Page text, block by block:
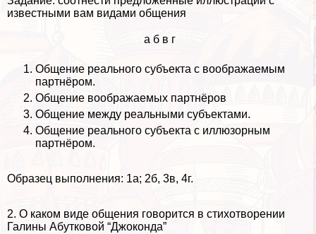
известными вам видами общения
а б в г
Общение реального субъекта с воображаемым
партнёром.
Общение воображаемых партнёров
Общение между реальными субъектами.
Общение реального субъекта с иллюзорным
партнёром.
Образец выполнения: 1а; 2б, 3в, 4г.
2. О каком виде общения говорится в стихотворении
Галины Абутковой “Джоконда”